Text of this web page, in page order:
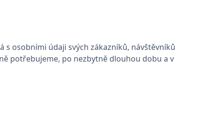
s osobními údaji svých zákazníků, návštěvníků
potřebujeme, po nezbytně dlouhou dobu a v